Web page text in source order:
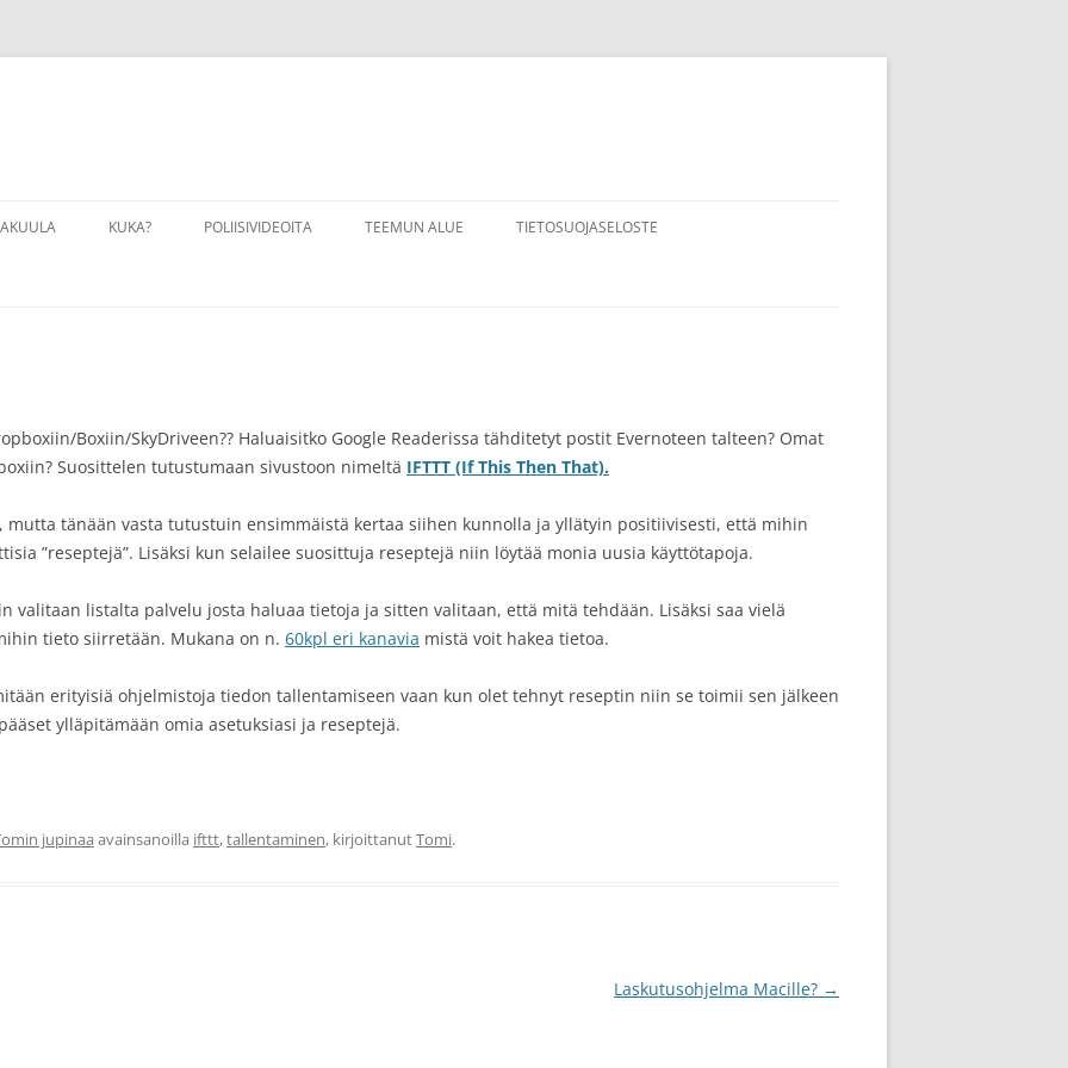
LINKKEJÄ
KUKA? POLIISIVIDEOITA TEEMUN ALUE TIETOSUOJASELOSTE
Boxiin/SkyDriveen?? Haluaisitko Google Readerissa tähditetyt postit Evernoteen talteen? Omat
Suosittelen tutustumaan sivustoon nimeltä IFTTT (If This Then That).
mutta tänään vasta tutustuin ensimmäistä kertaa siihen kunnolla ja yllätyin positiivisesti, että mihin
”reseptejä”. Lisäksi kun selailee suosittuja reseptejä niin löytää monia uusia käyttötapoja.
valitaan listalta palvelu josta haluaa tietoja ja sitten valitaan, että mitä tehdään. Lisäksi saa vielä
tieto siirretään. Mukana on n. 60kpl eri kanavia mistä voit hakea tietoa.
erityisiä ohjelmistoja tiedon tallentamiseen vaan kun olet tehnyt reseptin niin se toimii sen jälkeen
pääset ylläpitämään omia asetuksiasi ja reseptejä.
jupinaa avainsanoilla ifttt,tallentaminen, kirjoittanutTomi.
Laskutusohjelma Macille? →